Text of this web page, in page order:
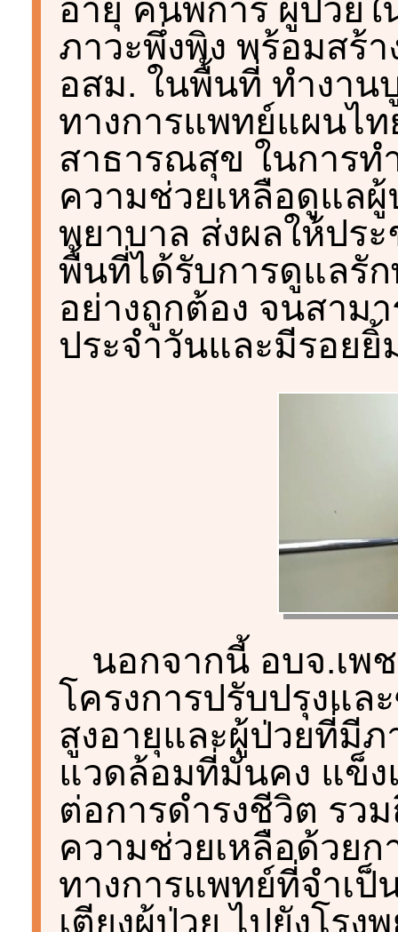
อายุ คนพิการ ผู้ป่วย
ภาวะพึ่งพิง พร้อมสร้
อสม. ในพื้นที่ ทำงาน
ทางการแพทย์แผนไ
สาธารณสุข ในการท
ความช่วยเหลือดูแลผู้
พยาบาล ส่งผลให้ปร
พื้นที่ได้รับการดูแลรั
อย่างถูกต้อง จนสาม
ประจำวันและมีรอยยิ้
นอกจากนี้ อบจ.เพ
โครงการปรับปรุงแ
สูงอายุและผู้ป่วยที่มีภ
แวดล้อมที่มั่นคง แข็ง
ต่อการดำรงชีวิต รว
ความช่วยเหลือด้วย
ทางการแพทย์ที่จำเป็
เตียงผู้ป่วย ไปยังโรง